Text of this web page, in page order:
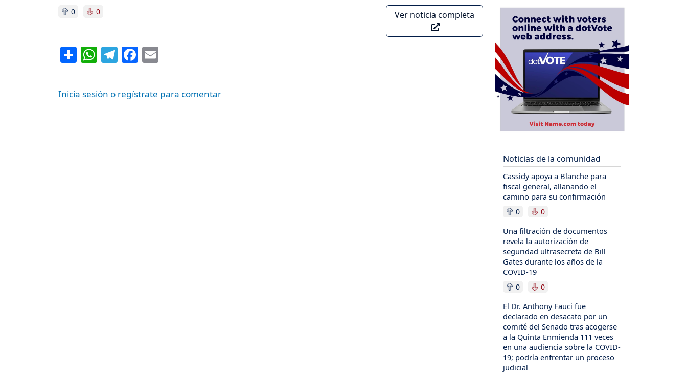
0 0 Ver noticia completa
ShareWhatsApp
Telegram
Facebook
Inicia sesión o regístrate para comentar
Noticias de la comunidad
Cassidy apoya a Blanche para
fiscal general, allanando el
camino para su confirmación
0 0
Una filtración de documentos
revela la autorización de
seguridad ultrasecreta de Bill
Gates durante los años de la
COVID-19
0 0
El Dr. Anthony Fauci fue
declarado en desacato por un
comité del Senado tras acogerse
a la Quinta Enmienda 111 veces
en una audiencia sobre la COVID-
19; podría enfrentar un proceso
judicial